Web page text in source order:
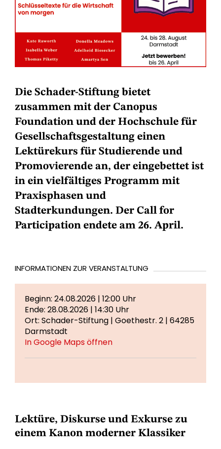
Die Schader-Stiftung bietet
zusammen mit der Canopus
Foundation und der Hochschule für
Gesellschaftsgestaltung einen
Lektürekurs für Studierende und
Promovierende an, der eingebettet ist
in ein vielfältiges Programm mit
Praxisphasen und
Stadterkundungen. Der Call for
Participation endete am 26. April.
INFORMATIONEN ZUR VERANSTALTUNG
Beginn: 24.08.2026 | 12:00 Uhr
Ende: 28.08.2026 | 14:30 Uhr
Ort: Schader-Stiftung | Goethestr. 2 | 64285
Darmstadt
In Google Maps öffnen
Lektüre, Diskurse und Exkurse zu
einem Kanon moderner Klassiker